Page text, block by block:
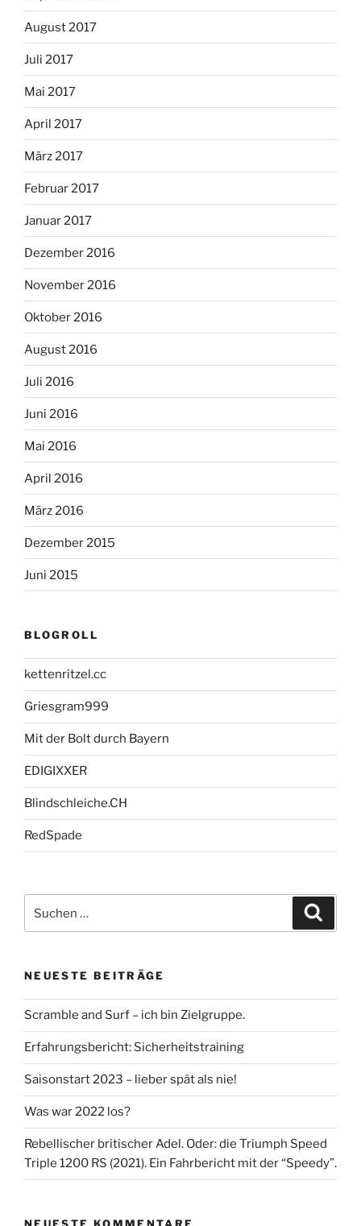
August 2017
Juli 2017
Mai 2017
April 2017
März 2017
Februar 2017
Januar 2017
Dezember 2016
November 2016
Oktober 2016
August 2016
Juli 2016
Juni 2016
Mai 2016
April 2016
März 2016
Dezember 2015
Juni 2015
BLOGROLL
kettenritzel.cc
Griesgram999
Mit der Bolt durch Bayern
EDIGIXXER
Blindschleiche.CH
RedSpade
nach:
NEUESTE BEITRÄGE
Scramble and Surf – ich bin Zielgruppe.
Erfahrungsbericht: Sicherheitstraining
Saisonstart 2023 – lieber spät als nie!
Was war 2022 los?
Rebellischer britischer Adel. Oder: die Triumph Speed
Triple 1200 RS (2021). Ein Fahrbericht mit der “Speedy”.
NEUESTE KOMMENTARE